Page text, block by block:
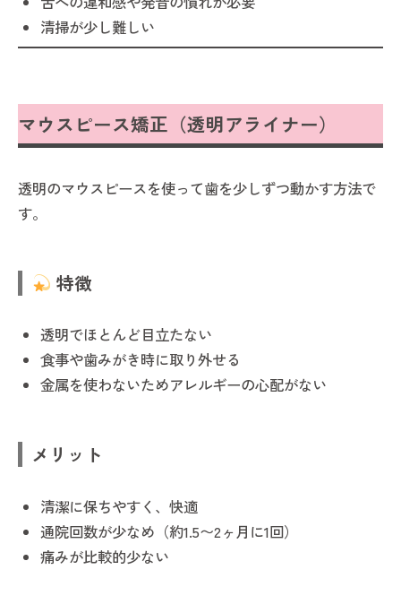
清掃が少し難しい
マウスピース矯正（透明アライナー）
透明のマウスピースを使って歯を少しずつ動かす方法で
す。
特徴
透明でほとんど目立たない
食事や歯みがき時に取り外せる
金属を使わないためアレルギーの心配がない
メリット
清潔に保ちやすく、快適
通院回数が少なめ（約1.5〜2ヶ月に1回）
痛みが比較的少ない